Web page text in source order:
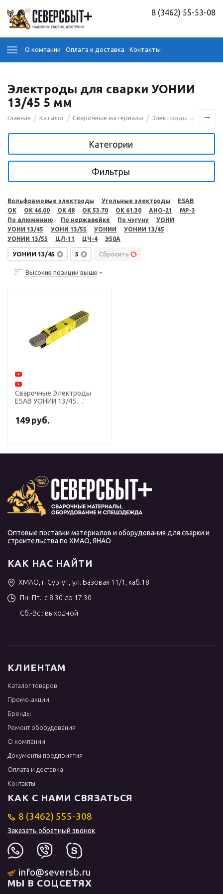
8 (3462) 55-53-08
О компании Оплата и доставка Контакты
Электроды для сварки УОНИИ
13/45 5 мм
Главная / Каталог / Сварочные материалы / Электроды для сварки
Категории
Фильтры
Вольфрамовые электроды Угольные электроды
ESAB
OK
OK 46.00 OK 48 OK 53.70 OK 61.30 АНО-21
МР-3
По алюминию
По нержавейке По чугуну
УОНИ
УОНИ 13/45
УОНИ 13/55 УОНИИ
УОНИИ 13/45
УОНИИ 13/55
ЦЛ-11 ЦЧ-4 Э50А
УОНИИ 13/45 5 Сбросить
Высокие позиции выше
Сварочные Электроды
ESAB УОНИИ 13/45
кг
149 руб.
Оптовые поставки материалов и оборудования для сварки и
строительства по ХМАО, ЯНАО
КАК НАС НАЙТИ
ХМАО, г. Сургут, ул. Базовая 11/1, каб.18
Пн.-Пт.: с 8:30 до 17:30
Сб.-Вс.: выходной
КЛИЕНТАМ
Каталог товаров
Промо-акции
Бренды
Ремонт оборудования
О компании
Документы предприятия
Оплата и доставка
Контакты
КАК С НАМИ СВЯЗАТЬСЯ
8 (3462) 555-308
Заказать обратный звонок
info@seversb.ru
МЫ В СОЦСЕТЯХ